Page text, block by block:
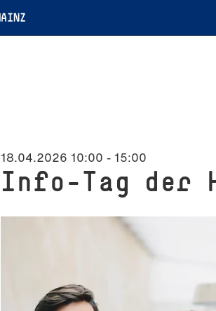
18.04.2026 10:00 - 15:00
Info-Tag der